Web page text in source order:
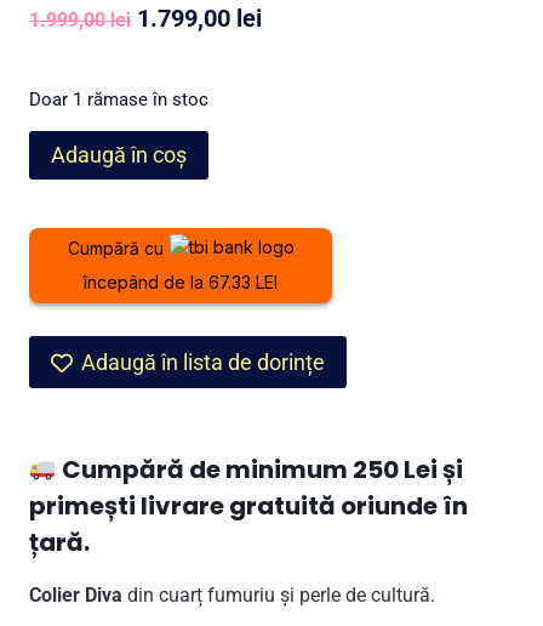
1.999,00lei Prețul
a
fost:
1.999,00 lei.
1.799,00 leiPrețul
Doar 1 rămase în stoc
Cantitate
Colier
din
fumuriu
perle
Adaugă în coș
Cumpără cu
începând de la 67.33 LEI
Adaugă în lista de dorințe
Cumpără de minimum 250 Lei și
primești livrare gratuită oriunde în
țară.
Colier Diva din cuarț fumuriu și perle de cultură.